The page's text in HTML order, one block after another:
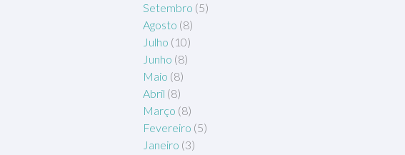
Setembro (5)
Agosto (8)
Julho (10)
Junho (8)
Maio (8)
Abril (8)
Março (8)
Fevereiro (5)
Janeiro (3)